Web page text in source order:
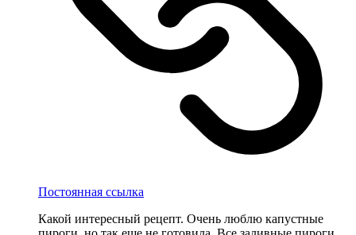
Постоянная ссылка
Какой интересный рецепт. Очень люблю капустные